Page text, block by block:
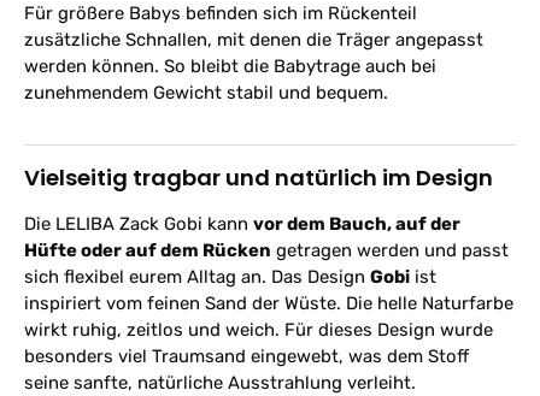
Für größere Babys befinden sich im Rückenteil
zusätzliche Schnallen, mit denen die Träger angepasst
werden können. So bleibt die Babytrage auch bei
zunehmendem Gewicht stabil und bequem.
Vielseitig tragbar und natürlich im Design
Die LELIBA Zack Gobi kann vor dem Bauch, auf der
Hüfte oder auf dem Rücken getragen werden und passt
sich flexibel eurem Alltag an. Das Design Gobi ist
inspiriert vom feinen Sand der Wüste. Die helle Naturfarbe
wirkt ruhig, zeitlos und weich. Für dieses Design wurde
besonders viel Traumsand eingewebt, was dem Stoff
seine sanfte, natürliche Ausstrahlung verleiht.